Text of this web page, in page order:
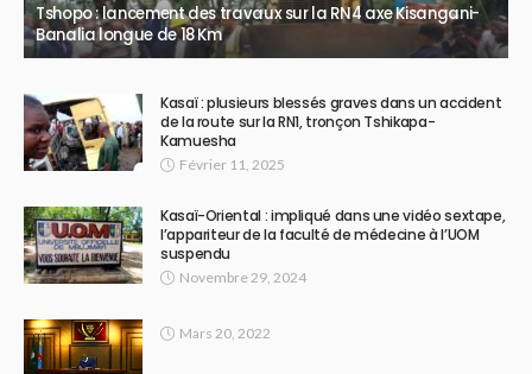
Tshopo : lancement des travaux sur la RN4 axe Kisangani-
Banalia longue de 18 Km
Kasaï : plusieurs blessés graves dans un accident
de la route sur la RN1, tronçon Tshikapa-
Kamuesha
Février 11, 2025
Kasaï-Oriental : impliqué dans une vidéo sextape,
l’appariteur de la faculté de médecine à l’UOM
suspendu
Novembre 29, 2024
Mars 20, 2022